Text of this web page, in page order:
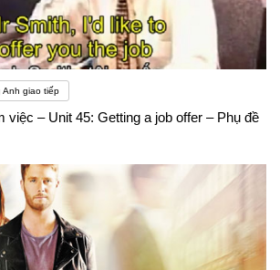
Anh giao tiếp
việc – Unit 45: Getting a job offer – Phụ đề